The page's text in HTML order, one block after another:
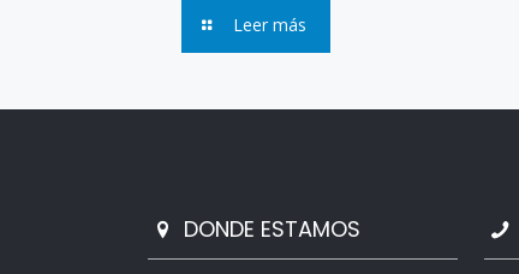
Leer más
DONDE ESTAMOS